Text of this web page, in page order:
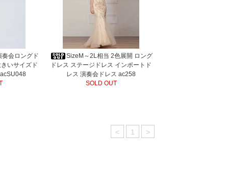
会ロングド
いサイズド
SizeM～2L相当 2色展開 ロング
ドレス ステージドレス インポートド
レス 演奏会ドレス ac258
SOLD OUT
< 1 >